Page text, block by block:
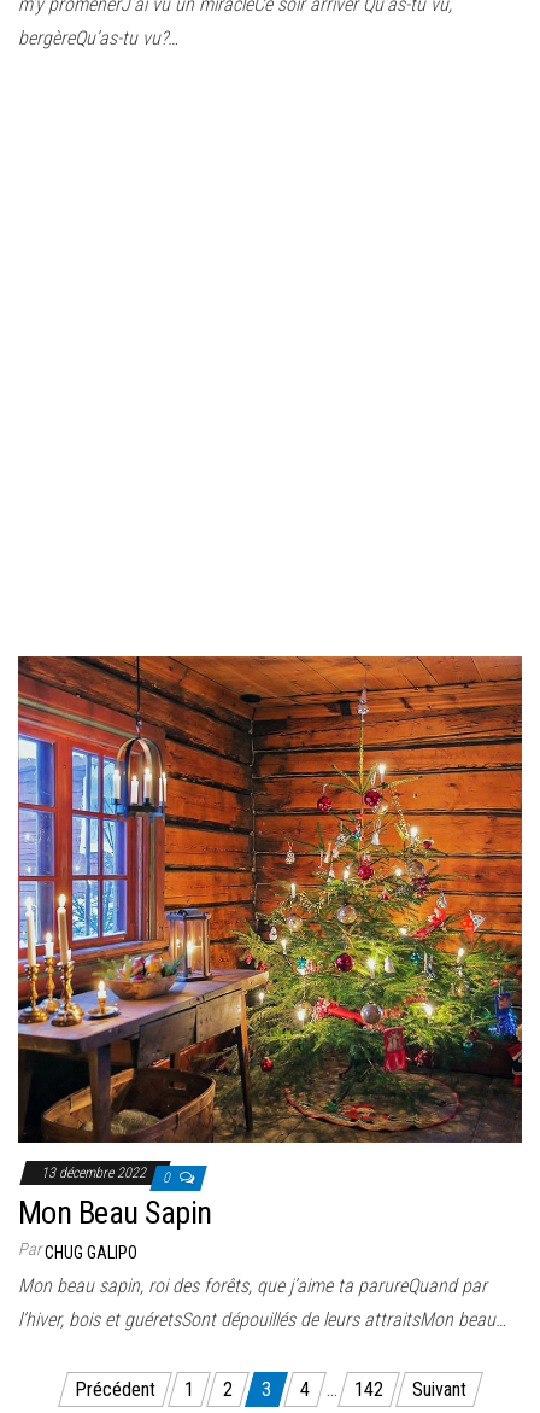
bergèreQu’as-tu vu?…
13 décembre 2022 0
Mon Beau Sapin
ParCHUG GALIPO
Mon beau sapin, roi des forêts, que j’aime ta parureQuand par
l’hiver, bois et guéretsSont dépouillés de leurs attraitsMon beau…
Pagination
Précédent 1 2 3 4 … 142 Suivant